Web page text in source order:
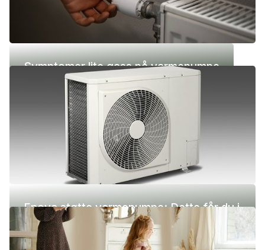
Symptomer lite gass på varmepumpe
Enova støtte varmepumpe: Dette får du i
2026